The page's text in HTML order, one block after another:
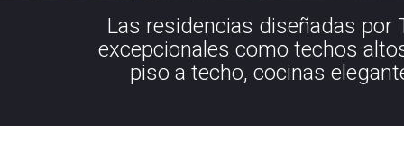
Las residencias diseñadas por
excepcionales como techos
piso a techo, cocinas